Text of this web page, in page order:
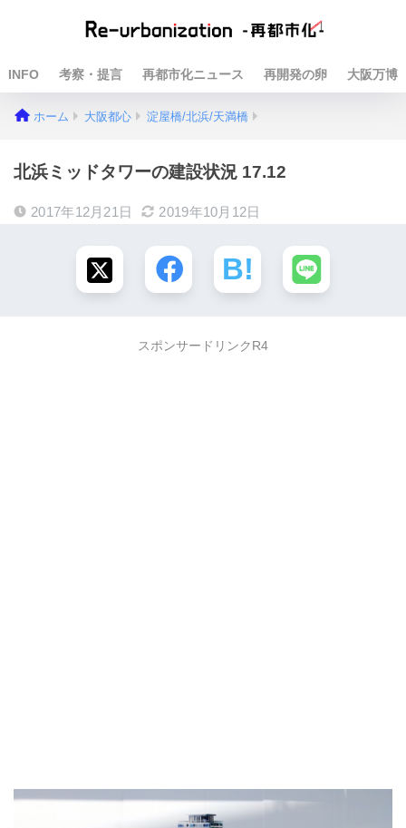
INFO 考察・提言 再都市化ニュース 再開発の卵 大阪万博
ホーム 大阪都心 淀屋橋/北浜/天満橋
北浜ミッドタワーの建設状況 17.12
2017年12月21日 2019年10月12日
スポンサードリンクR4